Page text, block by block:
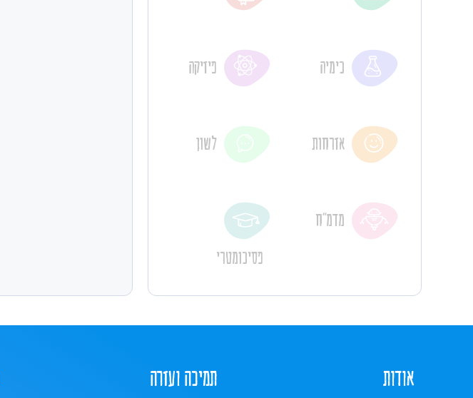
כימיה פיזיקה
אזרחות לשון
מדמ"ח
פסיכומטרי
אודות תמיכה ועזרה